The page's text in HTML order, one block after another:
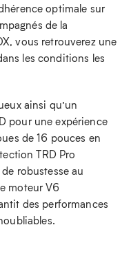
optimale sur
de la
vous retrouverez une
les conditions les
ainsi qu’un
pour une expérience
de 16 pouces en
TRD Pro
robustesse au
moteur V6
des performances